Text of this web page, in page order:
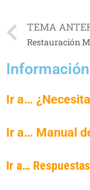
TEMA
Ir a…
Ir a… Manual
Ir a…